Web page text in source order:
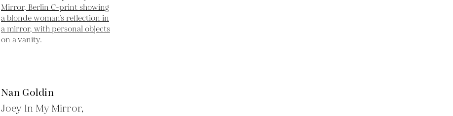
Nan Goldin
Joey In My Mirror,